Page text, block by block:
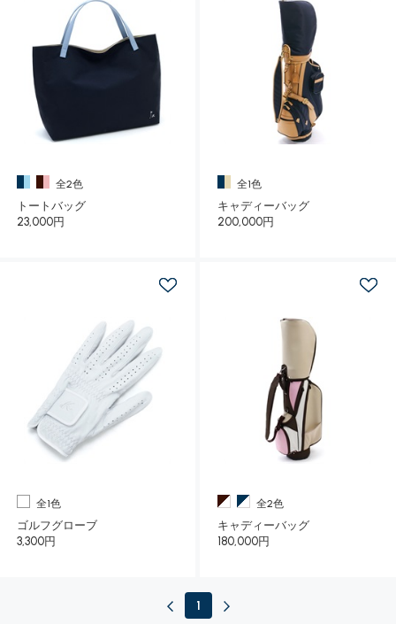
全2色
トートバッグ
23,000円
全1色
キャディーバッグ
200,000円
全1色
ゴルフグローブ
3,300円
全2色
キャディーバッグ
180,000円
1